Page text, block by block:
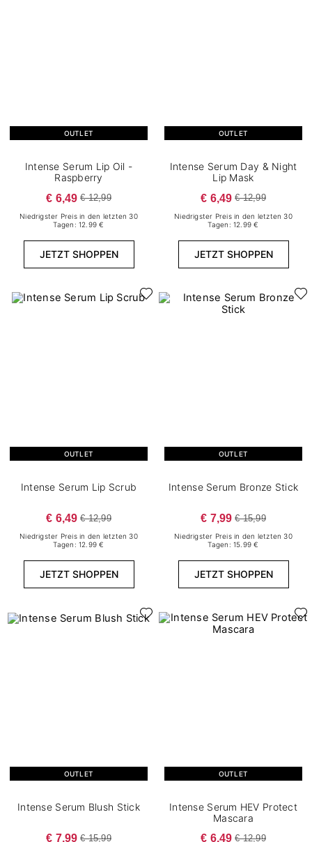
OUTLET
Intense Serum Lip Oil -
Raspberry
€ 6,49 € 12,99
Niedrigster Preis in den letzten 30
Tagen: 12.99 €
JETZT SHOPPEN
OUTLET
Intense Serum Day & Night
Lip Mask
€ 6,49 € 12,99
Niedrigster Preis in den letzten 30
Tagen: 12.99 €
JETZT SHOPPEN
OUTLET
Intense Serum Lip Scrub
€ 6,49 € 12,99
Niedrigster Preis in den letzten 30
Tagen: 12.99 €
JETZT SHOPPEN
OUTLET
Intense Serum Bronze Stick
€ 7,99 € 15,99
Niedrigster Preis in den letzten 30
Tagen: 15.99 €
JETZT SHOPPEN
OUTLET
Intense Serum Blush Stick
€ 7,99 € 15,99
OUTLET
Intense Serum HEV Protect
Mascara
€ 6,49 € 12,99